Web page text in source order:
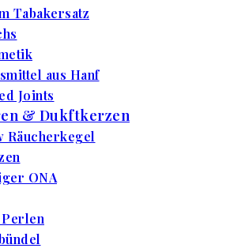
Tabakersatz
aus Hanf
Joints
& Dukftkerzen
Räucherkegel
ONA